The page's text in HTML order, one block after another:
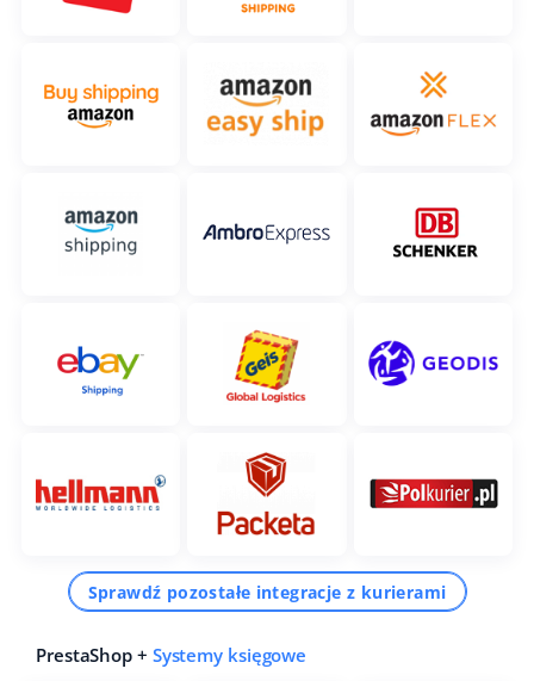
Sprawdź pozostałe integracje z kurierami
PrestaShop + Systemy księgowe